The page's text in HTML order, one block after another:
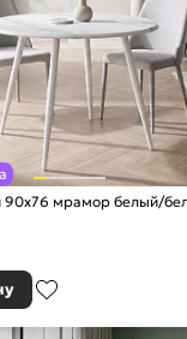
90х76 мрамор белый/